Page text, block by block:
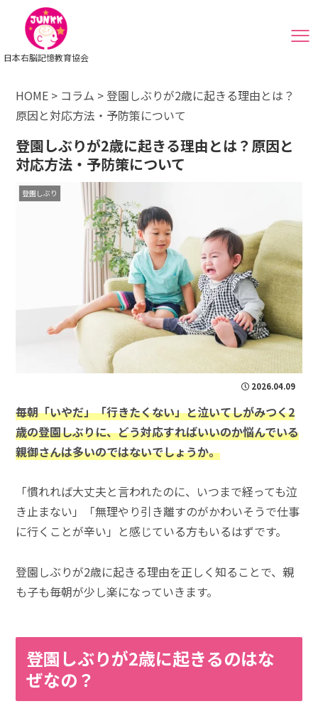
日本右脳記憶教育協会
HOME > コラム >登園しぶりが2歳に起きる理由とは？
原因と対応方法・予防策について
登園しぶりが2歳に起きる理由とは？原因と
対応方法・予防策について
登園しぶり
2026.04.09
毎朝「いやだ」「行きたくない」と泣いてしがみつく2
歳の登園しぶりに、どう対応すればいいのか悩んでいる
親御さんは多いのではないでしょうか。
「慣れれば大丈夫と言われたのに、いつまで経っても泣
き止まない」「無理やり引き離すのがかわいそうで仕事
に行くことが辛い」と感じている方もいるはずです。
登園しぶりが2歳に起きる理由を正しく知ることで、親
も子も毎朝が少し楽になっていきます。
登園しぶりが2歳に起きるのはな
ぜなの？